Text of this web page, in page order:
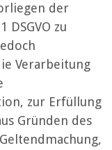
der
DSGVO zu
Verarbeitung
zur Erfüllung
Gründen des